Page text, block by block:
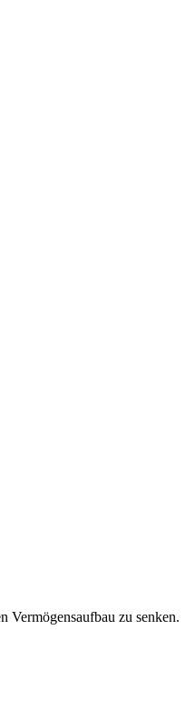
Vermögensaufbau zu senken.